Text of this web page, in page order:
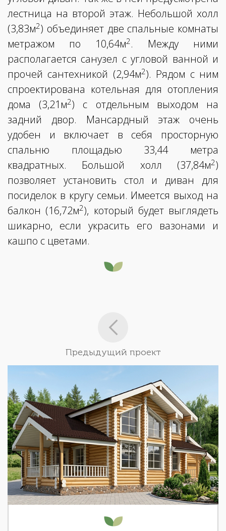
лестница на второй этаж. Небольшой холл
(3,83м2) объединяет две спальные комнаты
метражом по 10,64м2 . Между ними
располагается санузел с угловой ванной и
прочей сантехникой (2,94м2). Рядом с ним
спроектирована котельная для отопления
дома (3,21м2) с отдельным выходом на
задний двор. Мансардный этаж очень
удобен и включает в себя просторную
спальню площадью 33,44 метра
квадратных. Большой холл (37,84м2)
позволяет установить стол и диван для
посиделок в кругу семьи. Имеется выход на
балкон (16,72м2), который будет выглядеть
шикарно, если украсить его вазонами и
кашпо с цветами.
Предыдущий проект